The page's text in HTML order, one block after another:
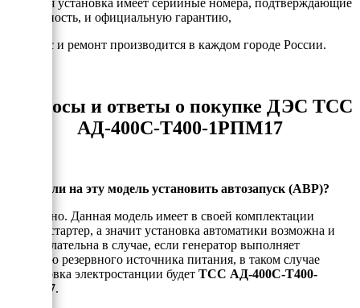
подлинность, и официальную гарантию,
- Сервис и ремонт производится в каждом городе России.
Вопросы и ответы о покупке ДЭС ТСС
АД-400С-Т400-1РПМ17
Можно ли на эту модель установить автозапуск (АВР)?
Да, можно. Данная модель имеет в своей комплектации
электростартер, а значит установка автоматики возможна и
даже желательна в случае, если генератор выполняет
функцию резервного источника питания, в таком случае
маркировка электростанции будет ТСС АД-400С-Т400-
2РПМ17.